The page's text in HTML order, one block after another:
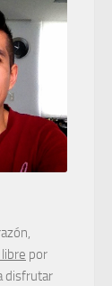
por
disfrutar